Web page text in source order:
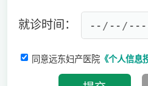
就诊时间：
同意远东妇产医院《个人信息